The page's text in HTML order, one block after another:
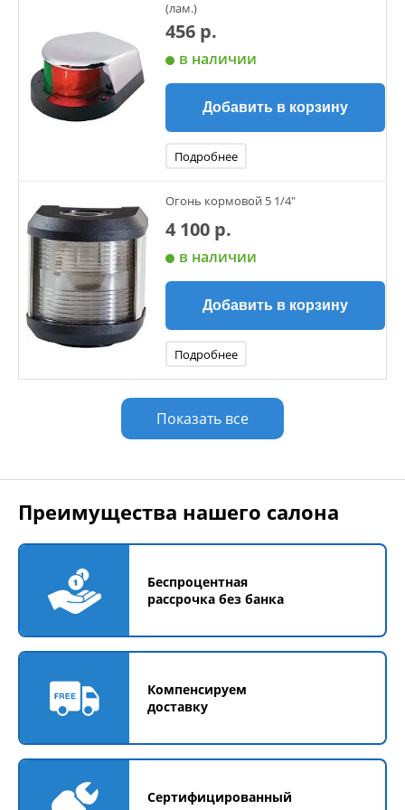
(лам.)
456 р.
в наличии
Добавить в корзину
Подробнее
Огонь кормовой 5 1/4"
4 100 р.
в наличии
Добавить в корзину
Подробнее
Показать все
Преимущества нашего салона
Беспроцентная
рассрочка без банка
Компенсируем
доставку
Сертифицированный